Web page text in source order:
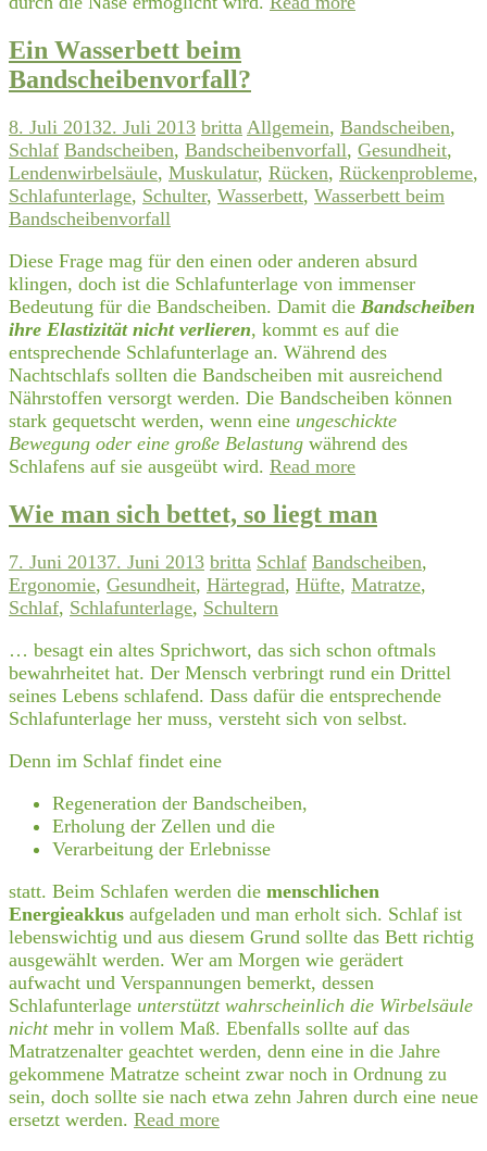
Ein Wasserbett beim
Bandscheibenvorfall?
8. Juli 20132. Juli 2013 britta Allgemein, Bandscheiben,
Schlaf Bandscheiben, Bandscheibenvorfall, Gesundheit,
Lendenwirbelsäule, Muskulatur, Rücken, Rückenprobleme,
Schlafunterlage, Schulter, Wasserbett, Wasserbett beim
Bandscheibenvorfall
Diese Frage mag für den einen oder anderen absurd
klingen, doch ist die Schlafunterlage von immenser
Bedeutung für die Bandscheiben. Damit die Bandscheiben
ihre Elastizität nicht verlieren, kommt es auf die
entsprechende Schlafunterlage an. Während des
Nachtschlafs sollten die Bandscheiben mit ausreichend
Nährstoffen versorgt werden. Die Bandscheiben können
stark gequetscht werden, wenn eine ungeschickte
Bewegung oder eine große Belastung während des
Schlafens auf sie ausgeübt wird. Read more
Wie man sich bettet, so liegt man
7. Juni 20137. Juni 2013 britta Schlaf Bandscheiben,
Ergonomie, Gesundheit, Härtegrad, Hüfte, Matratze,
Schlaf, Schlafunterlage, Schultern
… besagt ein altes Sprichwort, das sich schon oftmals
bewahrheitet hat. Der Mensch verbringt rund ein Drittel
seines Lebens schlafend. Dass dafür die entsprechende
Schlafunterlage her muss, versteht sich von selbst.
Denn im Schlaf findet eine
Regeneration der Bandscheiben,
Erholung der Zellen und die
Verarbeitung der Erlebnisse
statt. Beim Schlafen werden die menschlichen
Energieakkus aufgeladen und man erholt sich. Schlaf ist
lebenswichtig und aus diesem Grund sollte das Bett richtig
ausgewählt werden. Wer am Morgen wie gerädert
aufwacht und Verspannungen bemerkt, dessen
Schlafunterlage unterstützt wahrscheinlich die Wirbelsäule
nichtmehr in vollem Maß. Ebenfalls sollte auf das
Matratzenalter geachtet werden, denn eine in die Jahre
gekommene Matratze scheint zwar noch in Ordnung zu
sein, doch sollte sie nach etwa zehn Jahren durch eine neue
ersetzt werden. Read more